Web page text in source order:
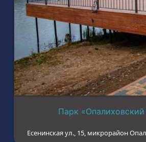
Парк «Опалиховский
Есенинская ул., 15, микрорайон